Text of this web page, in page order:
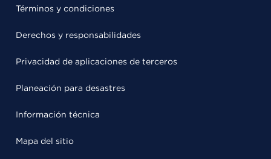
Términos y condiciones
Derechos y responsabilidades
Privacidad de aplicaciones de terceros
Planeación para desastres
Información técnica
Mapa del sitio